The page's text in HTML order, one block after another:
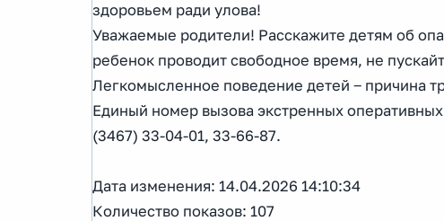
здоровьем ради улова!
Уважаемые родители! Расскажите детям об
ребенок проводит свободное время, не
Легкомысленное поведение детей ‒ причина
Единый номер вызова экстренных
(3467) 33-04-01, 33-66-87.
Дата изменения: 14.04.2026 14:10:34
Количество показов: 107